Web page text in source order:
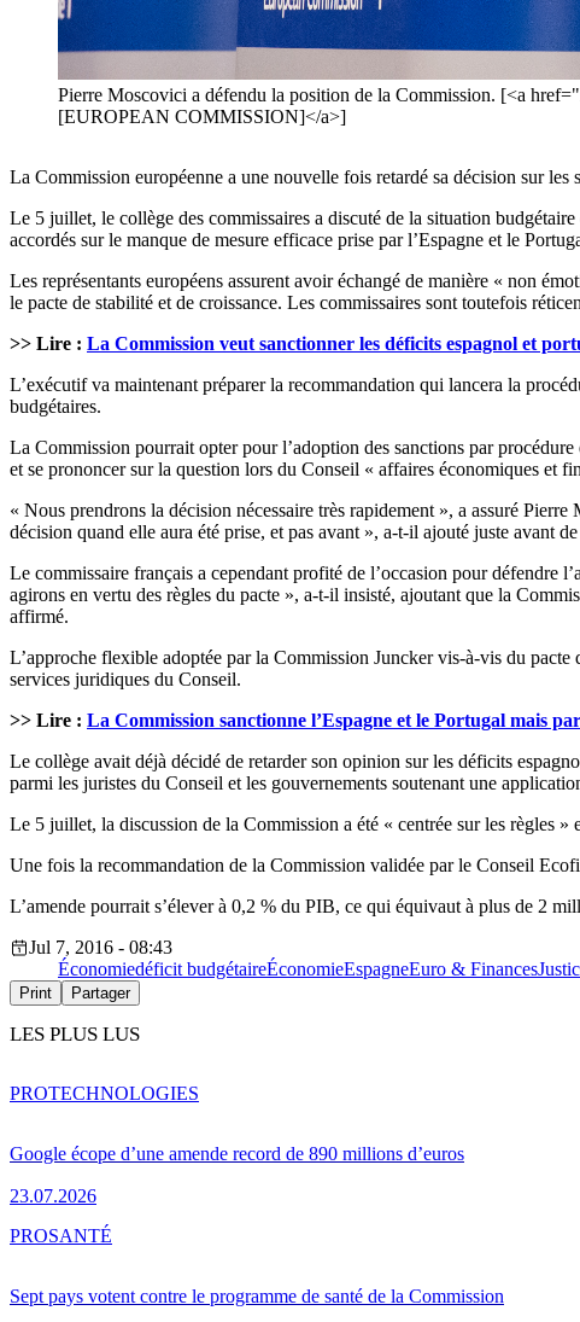
Pierre Moscovici a défendu la position de la Commission. [<a
[EUROPEAN COMMISSION]</a>]
La Commission européenne a une nouvelle fois retardé sa décision sur
Le 5 juillet, le collège des commissaires a discuté de la situation
accordés sur le manque de mesure efficace prise par l’Espagne et le
Les représentants européens assurent avoir échangé de manière « non
le pacte de stabilité et de croissance. Les commissaires sont toutefois
>> Lire : La Commission veut sanctionner les déficits espagnol et
L’exécutif va maintenant préparer la recommandation qui lancera la
budgétaires.
La Commission pourrait opter pour l’adoption des sanctions par
et se prononcer sur la question lors du Conseil « affaires économiques et
« Nous prendrons la décision nécessaire très rapidement », a assuré
décision quand elle aura été prise, et pas avant », a-t-il ajouté juste avant
Le commissaire français a cependant profité de l’occasion pour défendre
agirons en vertu des règles du pacte », a-t-il insisté, ajoutant que la
affirmé.
L’approche flexible adoptée par la Commission Juncker vis-à-vis du
services juridiques du Conseil.
>> Lire : La Commission sanctionne l’Espagne et le Portugal mais
Le collège avait déjà décidé de retarder son opinion sur les déficits
parmi les juristes du Conseil et les gouvernements soutenant une
Le 5 juillet, la discussion de la Commission a été « centrée sur les règles »
Une fois la recommandation de la Commission validée par le Conseil
L’amende pourrait s’élever à 0,2 % du PIB, ce qui équivaut à plus de 2
Jul 7, 2016 - 08:43
Économiedéficit budgétaireÉconomieEspagneEuro & Finances
Print Partager
LES PLUS LUS
Google écope d’une amende record de 890 millions d’euros
23.07.2026
PROTECHNOLOGIES
Sept pays votent contre le programme de santé de la Commission
PROSANTÉ